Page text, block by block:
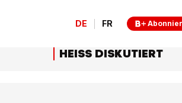
DE FR
HEISS DISKUTIERT